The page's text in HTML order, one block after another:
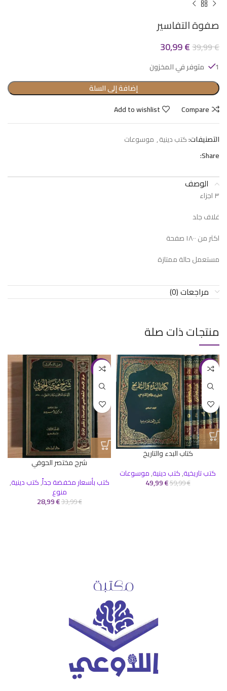
صفوة التفاسير
39,99€
30,99€
1 متوفر في المخزون
إضافة إلى السلة
Compare
Add to wishlist
التصنيفات:كتب دينية, موسوعات
Share:
الوصف
٣ اجزاء
غلاف جلد
اكثر من ١٨٠٠ صفحة
مستعمل حالة ممتازة
مراجعات (0)
منتجات ذات صلة
-17%
كتاب البدء والتاريخ
كتب تاريخية,كتب دينية,موسوعات
59,99€
49,99€
-15%
شرح مختصر الحوفي
كتب بأسعار مخفضة جداً,كتب دينية,
منوع
33,99€
28,99€